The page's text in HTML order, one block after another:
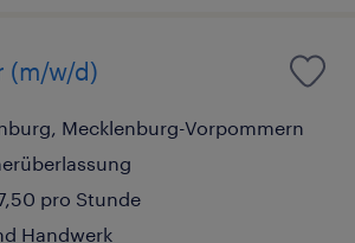
(m/w/d)
Mecklenburg-Vorpommern
pro Stunde
Handwerk